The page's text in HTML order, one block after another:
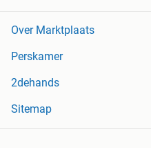
Over Marktplaats
Perskamer
2dehands
Sitemap